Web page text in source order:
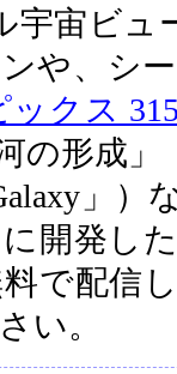
宇宙ビュ
や、シ
クス
の形成」
」
開発し
で配信
い。